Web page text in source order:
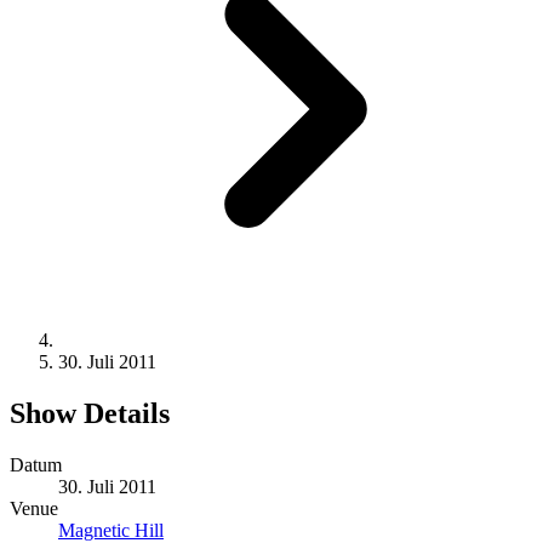
30. Juli 2011
Show Details
Datum
30. Juli 2011
Venue
Magnetic Hill